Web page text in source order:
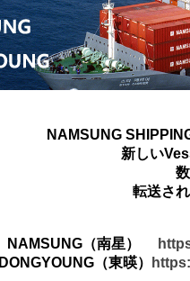
NAMSUNG
新しい
転送さ
NAMSUNG（南星）
DONGYOUNG（東暎）